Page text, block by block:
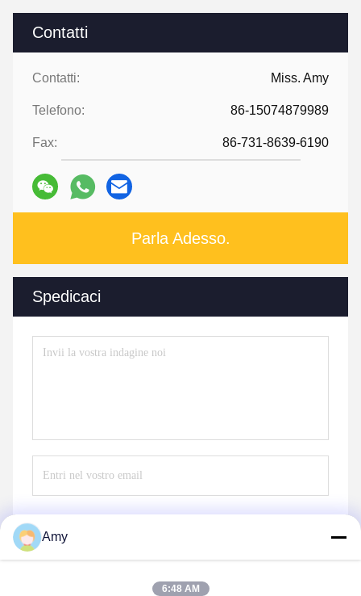
Contatti
Contatti: Miss. Amy
Telefono: 86-15074879989
Fax: 86-731-8639-6190
Parla Adesso.
Spedicaci
Amy
6:48 AM